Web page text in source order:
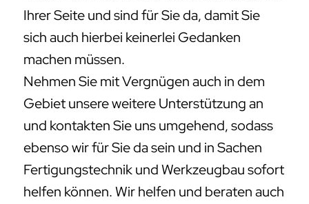
Ihrer Seite und sind für Sie da, damit Sie
sich auch hierbei keinerlei Gedanken
machen müssen.
Nehmen Sie mit Vergnügen auch in dem
Gebiet unsere weitere Unterstützung an
und kontakten Sie uns umgehend, sodass
ebenso wir für Sie da sein und in Sachen
Fertigungstechnik und Werkzeugbau sofort
helfen können. Wir helfen und beraten auch